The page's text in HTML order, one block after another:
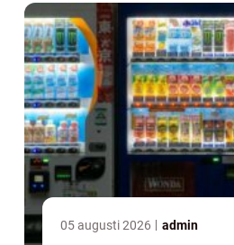
05 augusti 2026 admin